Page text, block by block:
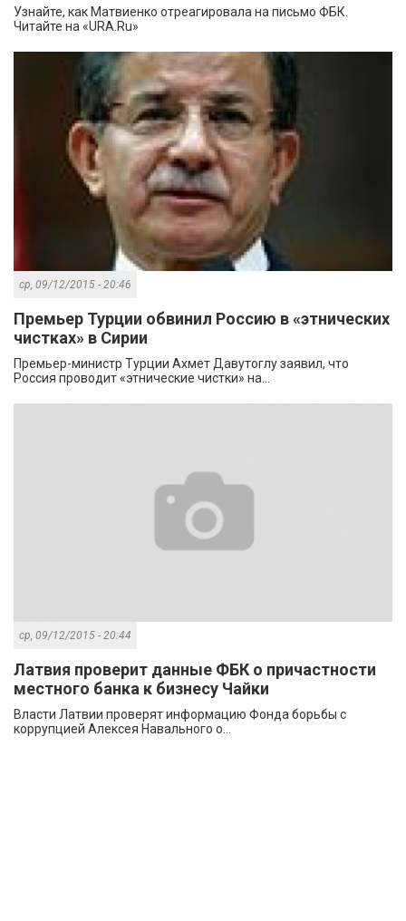
Узнайте, как Матвиенко отреагировала на письмо ФБК.
Читайте на «URA.Ru»
ср, 09/12/2015 - 20:46
Премьер Турции обвинил Россию в «этнических
чистках» в Сирии
Премьер-министр Турции Ахмет Давутоглу заявил, что
Россия проводит «этнические чистки» на...
ср, 09/12/2015 - 20:44
Латвия проверит данные ФБК о причастности
местного банка к бизнесу Чайки
Власти Латвии проверят информацию Фонда борьбы с
коррупцией Алексея Навального о...